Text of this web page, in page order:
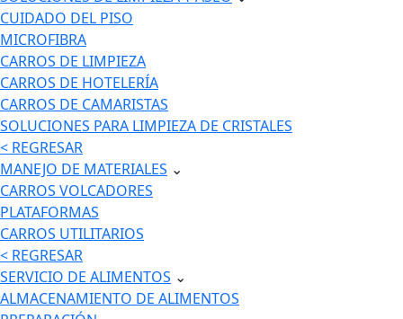
CUIDADO DEL PISO
MICROFIBRA
CARROS DE LIMPIEZA
CARROS DE HOTELERÍA
CARROS DE CAMARISTAS
SOLUCIONES PARA LIMPIEZA DE CRISTALES
< REGRESAR
MANEJO DE MATERIALES ⌄
CARROS VOLCADORES
PLATAFORMAS
CARROS UTILITARIOS
< REGRESAR
SERVICIO DE ALIMENTOS ⌄
ALMACENAMIENTO DE ALIMENTOS